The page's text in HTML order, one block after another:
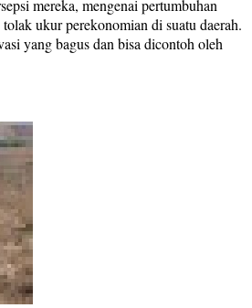
mereka, mengenai pertumbuhan
ukur perekonomian di suatu daerah.
yang bagus dan bisa dicontoh oleh